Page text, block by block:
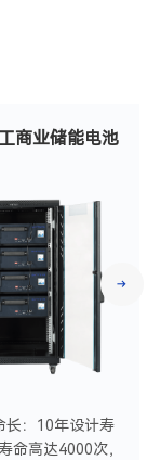
商业储能电池
长：10年设计寿
命高达4000次，